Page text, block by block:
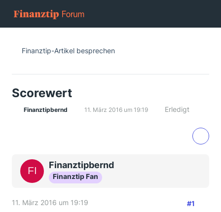
Finanztip-Artikel besprechen
Scorewert
Finanztipbernd 11. März 2016 um 19:19 Erledigt
Finanztipbernd
Finanztip Fan
11. März 2016 um 19:19 #1